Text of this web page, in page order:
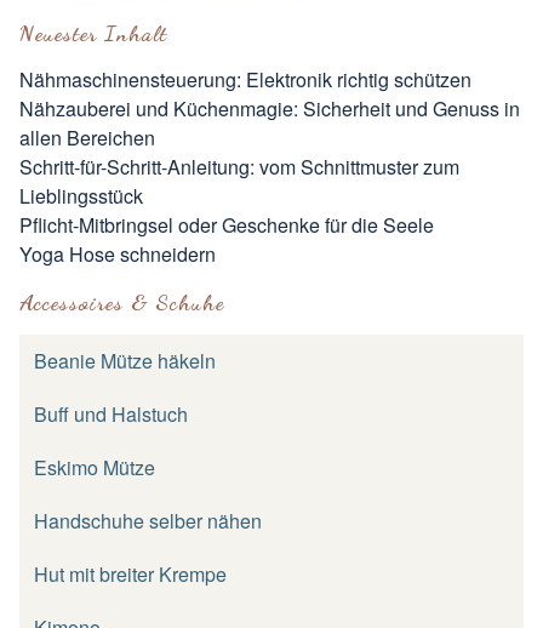
Neuester Inhalt
Nähmaschinensteuerung: Elektronik richtig schützen
Nähzauberei und Küchenmagie: Sicherheit und Genuss in
allen Bereichen
Schritt-für-Schritt-Anleitung: vom Schnittmuster zum
Lieblingsstück
Pflicht-Mitbringsel oder Geschenke für die Seele
Yoga Hose schneidern
Accessoires & Schuhe
Beanie Mütze häkeln
Buff und Halstuch
Eskimo Mütze
Handschuhe selber nähen
Hut mit breiter Krempe